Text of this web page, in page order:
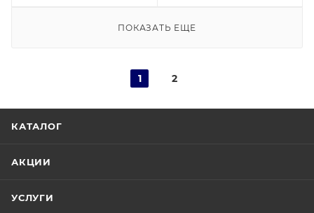
ПОКАЗАТЬ ЕЩЕ
1 2
КАТАЛОГ
АКЦИИ
УСЛУГИ